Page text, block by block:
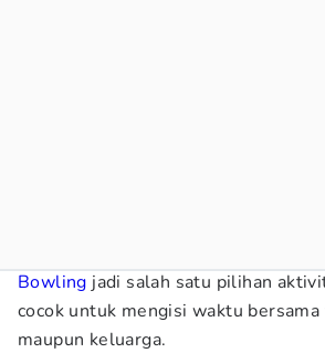
Bowling jadi salah satu pilihan
cocok untuk mengisi waktu bersama
maupun keluarga.